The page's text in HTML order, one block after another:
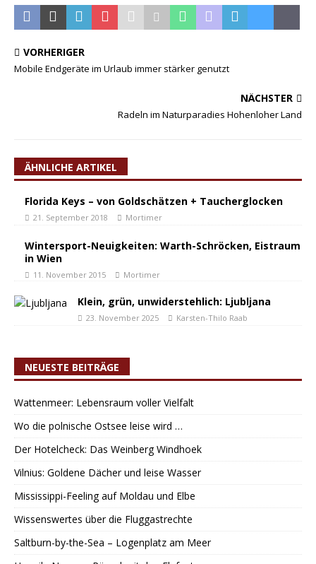
VORHERIGER
Mobile Endgeräte im Urlaub immer stärker genutzt
NÄCHSTER
Radeln im Naturparadies Hohenloher Land
ÄHNLICHE ARTIKEL
Florida Keys – von Goldschätzen + Taucherglocken
21. September 2018 Mortimer
Wintersport-Neuigkeiten: Warth-Schröcken, Eistraum
in Wien
11. November 2015 Mortimer
Klein, grün, unwiderstehlich: Ljubljana
23. November 2025 Karsten-Thilo Raab
NEUESTE BEITRÄGE
Wattenmeer: Lebensraum voller Vielfalt
Wo die polnische Ostsee leise wird …
Der Hotelcheck: Das Weinberg Windhoek
Vilnius: Goldene Dächer und leise Wasser
Mississippi-Feeling auf Moldau und Elbe
Wissenswertes über die Fluggastrechte
Saltburn-by-the-Sea – Logenplatz am Meer